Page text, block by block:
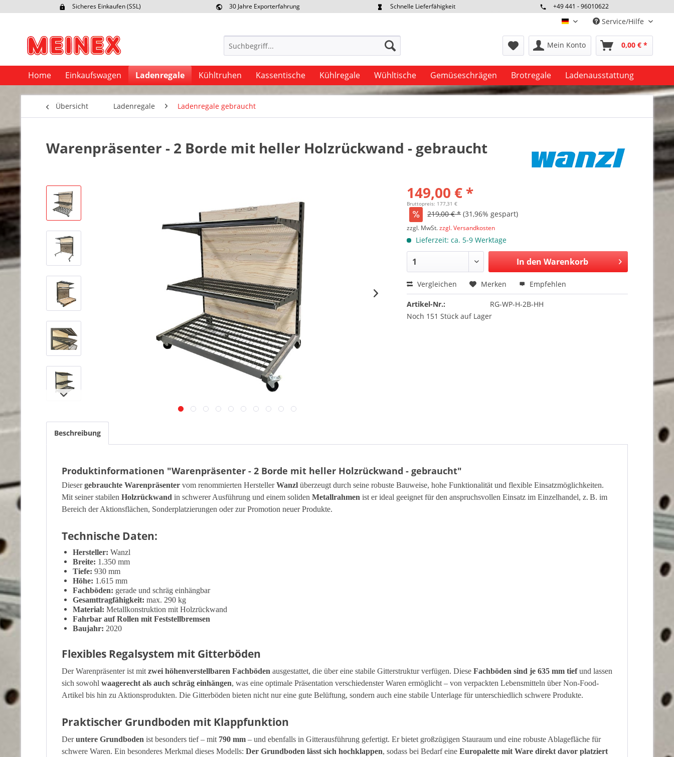
Sicheres Einkaufen (SSL)
30 Jahre Exporterfahrung
Schnelle Lieferfähigkeit
+49 441 - 96010622
deutsch Service/Hilfe
Mein Konto 0,00 € *
Home Einkaufswagen Ladenregale Kühltruhen Kassentische Kühlregale Wühltische Gemüseschrägen Brotregale Ladenausstattung
Übersicht Ladenregale Ladenregale gebraucht
Warenpräsenter - 2 Borde mit heller Holzrückwand - gebraucht
149,00 € *
Bruttopreis: 177,31 €
219,00 € * (31,96% gespart)
zzgl. MwSt.zzgl. Versandkosten
Lieferzeit: ca. 5-9 Werktage
In den Warenkorb
Vergleichen Merken Empfehlen
Artikel-Nr.:
RG-WP-H-2B-HH
Noch 151 Stück auf Lager
Beschreibung
Produktinformationen "Warenpräsenter - 2 Borde mit heller Holzrückwand - gebraucht"
Diesergebrauchte Warenpräsenter vom renommierten HerstellerWanzl überzeugt durch seine robuste Bauweise, hohe Funktionalität und flexible Einsatzmöglichkeiten.
Mit seiner stabilen Holzrückwand in schwerer Ausführung und einem soliden Metallrahmen ist er ideal geeignet für den anspruchsvollen Einsatz im Einzelhandel, z. B. im
Bereich der Aktionsflächen, Sonderplatzierungen oder zur Promotion neuer Produkte.
Technische Daten:
Hersteller: Wanzl
Breite: 1.350 mm
Tiefe: 930 mm
Höhe: 1.615 mm
Fachböden: gerade und schräg einhängbar
Gesamttragfähigkeit: max. 290 kg
Material: Metallkonstruktion mit Holzrückwand
Fahrbar auf Rollen mit Feststellbremsen
Baujahr: 2020
Flexibles Regalsystem mit Gitterböden
Der Warenpräsenter ist mit zwei höhenverstellbaren Fachböden ausgestattet, die über eine stabile Gitterstruktur verfügen. Diese Fachböden sind je 635 mm tiefund lassen
sich sowohl waagerecht als auch schräg einhängen, was eine optimale Präsentation verschiedenster Waren ermöglicht – von verpackten Lebensmitteln über Non-Food-
Artikel bis hin zu Aktionsprodukten. Die Gitterböden bieten nicht nur eine gute Belüftung, sondern auch eine stabile Unterlage für unterschiedlich schwere Produkte.
Praktischer Grundboden mit Klappfunktion
Deruntere Grundboden ist besonders tief – mit 790 mm – und ebenfalls in Gitterausführung gefertigt. Er bietet großzügigen Stauraum und eine robuste Ablagefläche für
schwere Waren. Ein besonderes Merkmal dieses Modells: Der Grundboden lässt sich hochklappen, sodass bei Bedarf eine Europalette mit Ware direkt davor platziert